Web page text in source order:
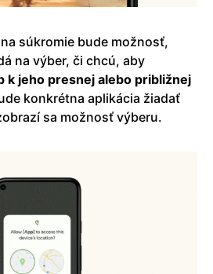
súkromie bude možnosť,
na výber, či chcú, aby
k jeho presnej alebo približnej
konkrétna aplikácia žiadať
sa možnosť výberu.